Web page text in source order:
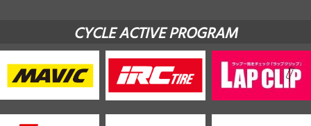
CYCLE ACTIVE PROGRAM